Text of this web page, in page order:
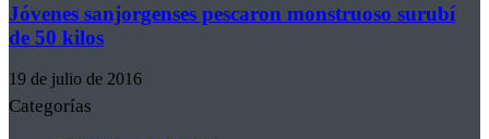
Jóvenes sanjorgenses pescaron monstruoso surubí
de 50 kilos
19 de julio de 2016
Categorías